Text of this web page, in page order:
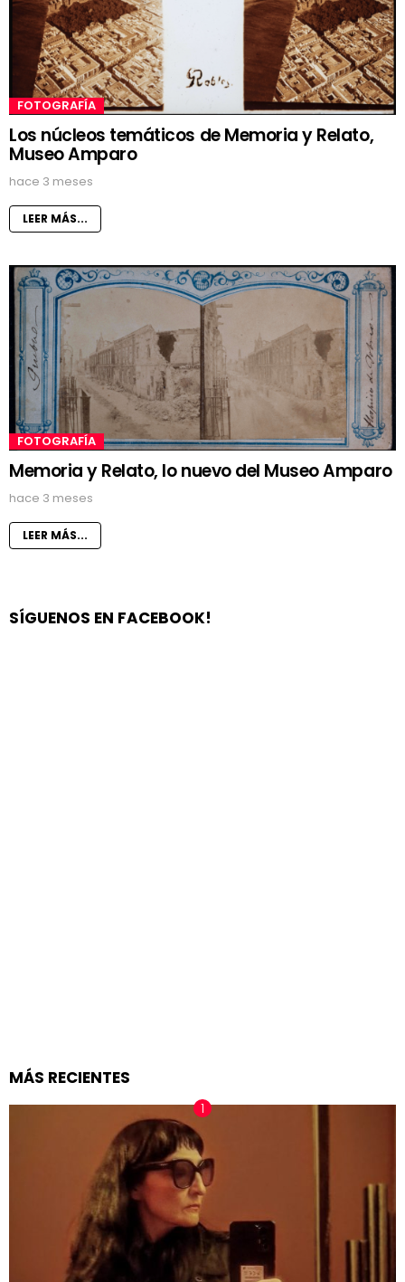
FOTOGRAFÍA
Los núcleos temáticos de Memoria y Relato,
Museo Amparo
hace 3 meses
LEER MÁS...
FOTOGRAFÍA
Memoria y Relato, lo nuevo del Museo Amparo
hace 3 meses
LEER MÁS...
SÍGUENOS EN FACEBOOK!
MÁS RECIENTES